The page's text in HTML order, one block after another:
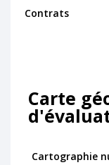
Contrats
Carte
Cartographie